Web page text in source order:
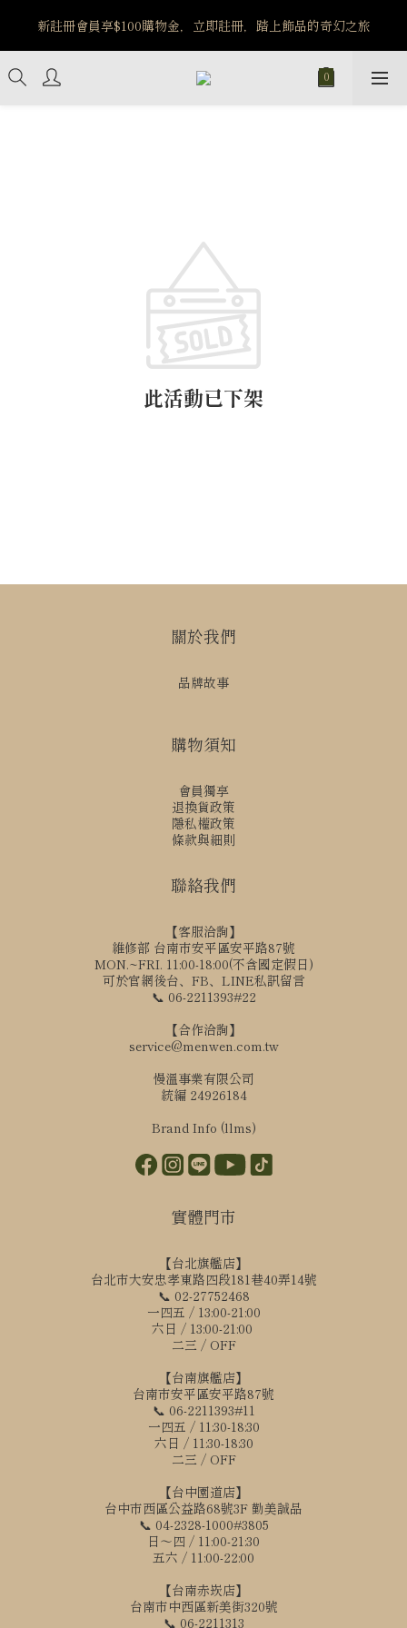
️8/6-8/12 第一波古文明馬拉松正式開跑：烏爾風華套組優惠價
$5140
新註冊會員享$100購物金，立即註冊，踏上飾品的奇幻之旅
️8/6-8/12 第一波古文明馬拉松正式開跑：烏爾風華套組優惠價
$5140
此活動已下架
關於我們
品牌故事
購物須知
會員獨享
退換貨政策
隱私權政策
條款與細則
聯絡我們
【客服洽詢】
維修部 台南市安平區安平路87號
MON.~FRI. 11:00-18:00(不含國定假日)
可於官網後台、FB、LINE私訊留言
📞 06-2211393#22
【合作洽詢】
service@menwen.com.tw
慢溫事業有限公司
統編 24926184
Brand Info (llms)
實體門市
【台北旗艦店】
台北市大安忠孝東路四段181巷40弄14號
📞 02-27752468
一四五 / 13:00-21:00
六日 / 13:00-21:00
二三 / OFF
【台南旗艦店】
台南市安平區安平路87號
📞 06-2211393#11
一四五 / 11:30-18:30
六日 / 11:30-18:30
二三 / OFF
【台中園道店】
台中市西區公益路68號3F 勤美誠品
📞 04-2328-1000#3805
日～四 / 11:00-21:30
五六 / 11:00-22:00
【台南赤崁店】
台南市中西區新美街320號
📞 06-2211313